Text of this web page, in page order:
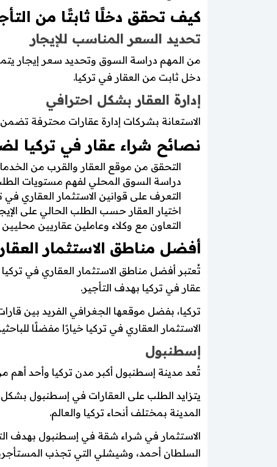
كيف تحقق دخلًا ثابتًا من
تحديد السعر المناسب للإيجار
من المهم دراسة السوق وتحديد سعر إيجار
دخل ثابت من العقار في تركيا.
إدارة العقار بشكل احترافي
الاستعانة بشركات إدارة عقارات محترفة تضمن
نصائح شراء عقار في تركيا
التحقق من موقع العقار والقرب من
دراسة السوق المحلي لفهم مستويات
التعرف على قوانين الاستثمار العقاري في
اختيار العقار حسب الطلب الحالي على
التعاون مع وكلاء وعاملين عقاريين
أفضل مناطق الاستثمار
تُعتبر أفضل مناطق الاستثمار العقاري في
عقار في تركيا بهدف التأجير.
تركيا، بفضل موقعها الجغرافي الفريد بين
الاستثمار العقاري في تركيا خيارًا مفضلًا
إسطنبول
تُعد مدينة إسطنبول أكبر مدن تركيا وأحد أهم
يتزايد الطلب على العقارات في إسطنبول
المدينة بمختلف أنحاء تركيا والعالم.
الاستثمار في شراء شقة في إسطنبول بهدف
السلطان أحمد، وشيشلي التي تجذب